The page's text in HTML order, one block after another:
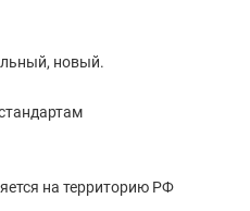
новый.
на территорию РФ